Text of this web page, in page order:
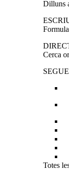
Dilluns
Cerca
Totes